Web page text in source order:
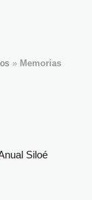
» Memorias
Siloé